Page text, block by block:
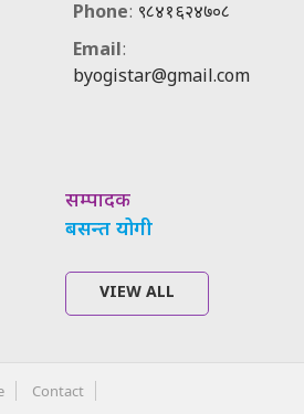
Phone: ९८४१६२४७०८
Email:
byogistar@gmail.com
सम्पादक
बसन्त योगी
VIEW ALL
Contact